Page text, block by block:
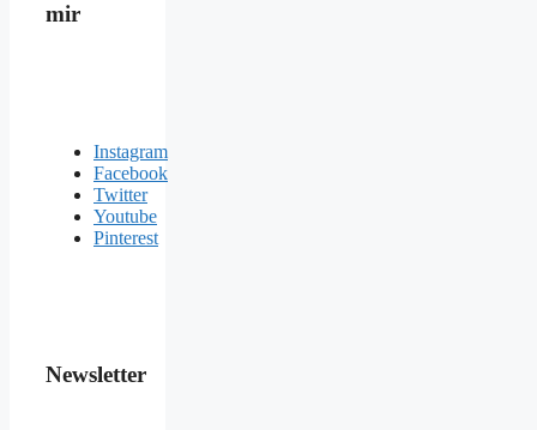
mir
Instagram
Facebook
Twitter
Youtube
Pinterest
Newsletter